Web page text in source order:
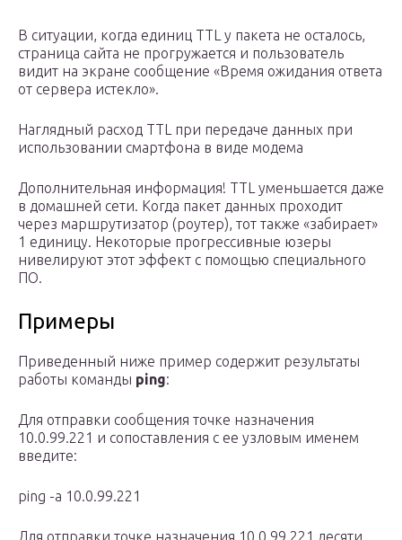
В ситуации, когда единиц TTL у пакета не осталось,
страница сайта не прогружается и пользователь
видит на экране сообщение «Время ожидания ответа
от сервера истекло».
Наглядный расход TTL при передаче данных при
использовании смартфона в виде модема
Дополнительная информация! TTL уменьшается даже
в домашней сети. Когда пакет данных проходит
через маршрутизатор (роутер), тот также «забирает»
1 единицу. Некоторые прогрессивные юзеры
нивелируют этот эффект с помощью специального
ПО.
Примеры
Приведенный ниже пример содержит результаты
работы команды ping:
Для отправки сообщения точке назначения
10.0.99.221 и сопоставления с ее узловым именем
введите:
ping -a 10.0.99.221
Для отправки точке назначения 10.0.99.221 десяти